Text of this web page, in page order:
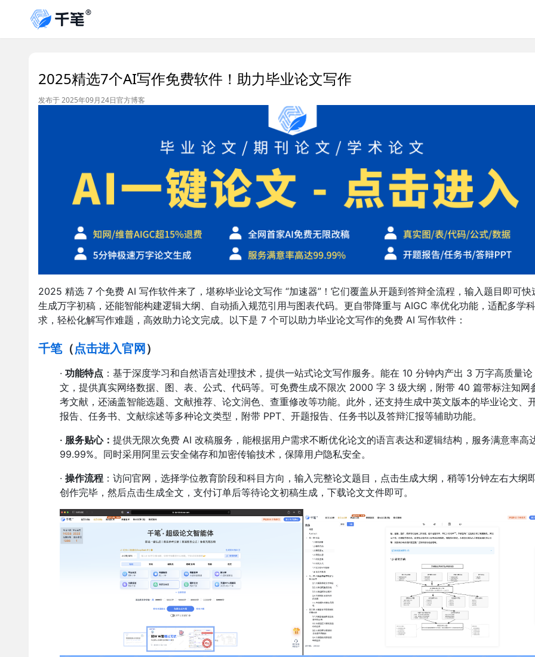
2025精选7个AI写作免费软件！助力毕业论文写作
发布于 2025年09月24日官方博客
2025 精选 7 个免费 AI 写作软件来了，堪称毕业论文写作 “加速器”！它们覆盖从开题到答辩全流程，输入题目即可快
生成万字初稿，还能智能构建逻辑大纲、自动插入规范引用与图表代码。更自带降重与 AIGC 率优化功能，适配多学
求，轻松化解写作难题，高效助力论文完成。以下是 7 个可以助力毕业论文写作的免费 AI 写作软件：
千笔（点击进入官网 ）
· 功能特点 ：基于深度学习和自然语言处理技术，提供一站式论文写作服务。能在 10 分钟内产出 3 万字高质量论
文，提供真实网络数据、图、表、公式、代码等。可免费生成不限次 2000 字 3 级大纲，附带 40 篇带标注知网
考文献，还涵盖智能选题、文献推荐、论文润色、查重修改等功能。此外，还支持生成中英文版本的毕业论文、
报告、任务书、文献综述等多种论文类型，附带 PPT、开题报告、任务书以及答辩汇报等辅助功能。
· 服务贴心： 提供无限次免费 AI 改稿服务，能根据用户需求不断优化论文的语言表达和逻辑结构，服务满意率高
99.99%。同时采用阿里云安全储存和加密传输技术，保障用户隐私安全。
· 操作流程 ：访问官网，选择学位教育阶段和科目方向，输入完整论文题目，点击生成大纲，稍等1分钟左右大纲
创作完毕，然后点击生成全文，支付订单后等待论文初稿生成，下载论文文件即可。